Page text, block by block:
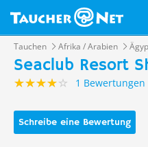
Tauchen Afrika / Arabien
Seaclub Resort
1 Bewertungen
Schreibe eine Bewertung